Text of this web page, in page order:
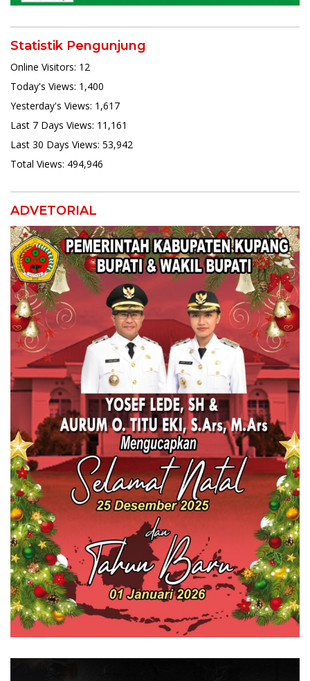
Statistik Pengunjung
Online Visitors: 12
Today's Views: 1,400
Yesterday's Views: 1,617
Last 7 Days Views: 11,161
Last 30 Days Views: 53,942
Total Views: 494,946
ADVETORIAL